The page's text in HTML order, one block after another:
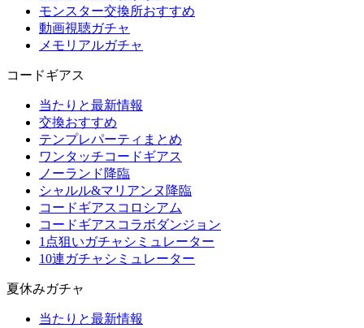
モンスター交換所おすすめ
動画視聴ガチャ
メモリアルガチャ
コードギアス
当たりと最新情報
交換おすすめ
テンプレパーティまとめ
ワンタッチコードギアス
ノーランド降臨
シャルル&マリアンヌ降臨
コードギアスコロシアム
コードギアスコラボダンジョン
1点狙いガチャシミュレーター
10連ガチャシミュレーター
夏休みガチャ
当たりと最新情報